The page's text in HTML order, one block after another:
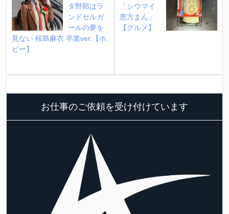
タ野郎はラ
ンドセルガ
ールの夢を
見ない 桜島麻衣 卒業ver.【ホ
ビー】
「シウマイ
恵方まん」
【グルメ】
お仕事のご依頼を受け付けています